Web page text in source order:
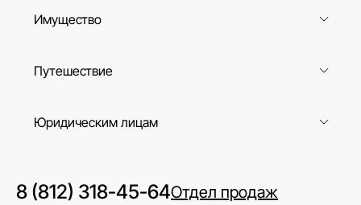
Имущество
Путешествие
Юридическим лицам
8 (812) 318-45-64Отдел продаж